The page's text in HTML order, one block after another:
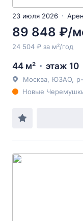
23 июля 2026
89 848 ₽/
24 504 ₽ за м²/год
44 м² этаж 10
Москва ЮЗАО
Новые